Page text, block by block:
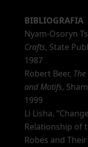
BIBLIOGRAFIA
Nyam-Osoryn
Crafts, State
1987
Robert Beer,
and Motifs,
1999
Li Lisha,
Relationship of
Robes and